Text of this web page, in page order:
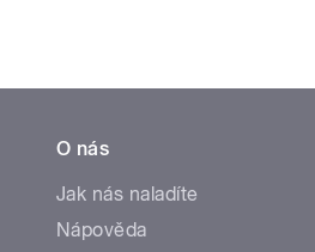
O nás
Jak nás naladíte
Nápověda